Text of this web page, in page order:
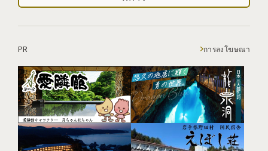
PR การลงโฆษณา